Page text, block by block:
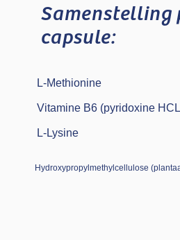
Samenstelling
capsule:
L-Methionine
Vitamine B6 (pyridoxine
L-Lysine
Hydroxypropylmethylcellulose